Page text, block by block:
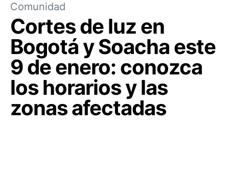
Comunidad
Cortes de luz en
Bogotá y Soacha este
9 de enero: conozca
los horarios y las
zonas afectadas